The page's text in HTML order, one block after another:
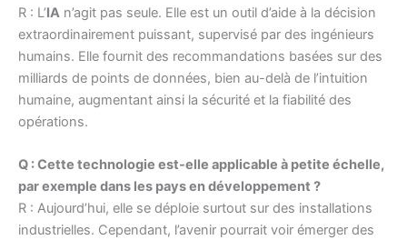
R : L’IA n’agit pas seule. Elle est un outil d’aide à la décision
extraordinairement puissant, supervisé par des ingénieurs
humains. Elle fournit des recommandations basées sur des
milliards de points de données, bien au-delà de l’intuition
humaine, augmentant ainsi la sécurité et la fiabilité des
opérations.
Q : Cette technologie est-elle applicable à petite échelle,
par exemple dans les pays en développement ?
R : Aujourd’hui, elle se déploie surtout sur des installations
industrielles. Cependant, l’avenir pourrait voir émerger des